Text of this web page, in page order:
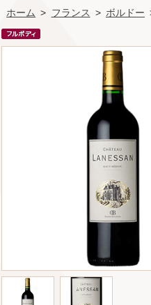
ホーム > フランス > ボルドー